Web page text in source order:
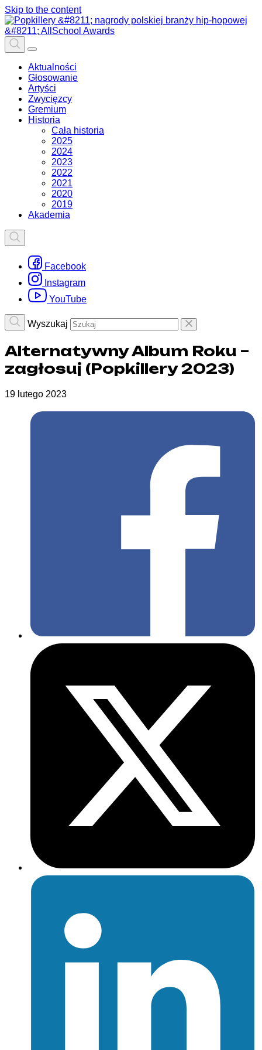
Skip to the content
Aktualności
Głosowanie
Artyści
Zwycięzcy
Gremium
Historia
Cała historia
2025
2024
2023
2022
2021
2020
2019
Akademia
Facebook
Instagram
YouTube
Wyszukaj
Alternatywny Album Roku –
zagłosuj (Popkillery 2023)
19 lutego 2023